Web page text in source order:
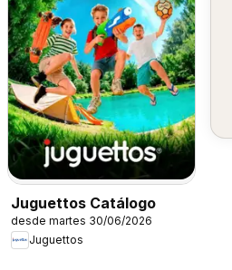
Juguettos Catálogo
desde martes 30/06/2026
Juguettos